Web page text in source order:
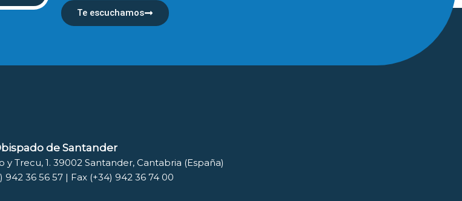
Te escuchamos
de Santander
y Trecu, 1. 39002 Santander, Cantabria (España)
942 36 56 57 | Fax (+34) 942 36 74 00